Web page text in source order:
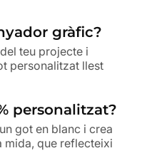
gràfic?
teu projecte i
personalitzat llest
personalitzat?
got en blanc i crea
mida, que reflecteixi